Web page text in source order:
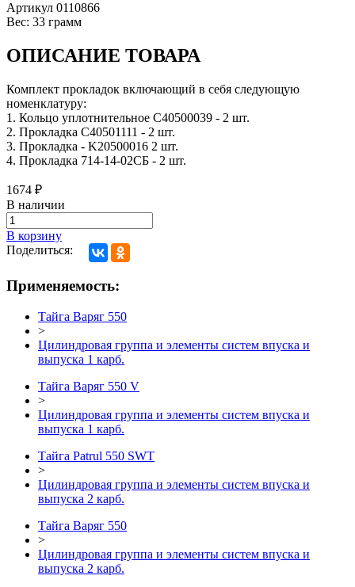
Артикул 0110866
Вес: 33 грамм
ОПИСАНИЕ ТОВАРА
Комплект прокладок включающий в себя следующую
номенклатуру:
1. Кольцо уплотнительное C40500039 - 2 шт.
2. Прокладка C40501111 - 2 шт.
3. Прокладка - K20500016 2 шт.
4. Прокладка 714-14-02СБ - 2 шт.
1674 ₽
В наличии
В корзину
Поделиться:
Применяемость:
Тайга Варяг 550
>
Цилиндровая группа и элементы систем впуска и
выпуска 1 карб.
Тайга Варяг 550 V
>
Цилиндровая группа и элементы систем впуска и
выпуска 1 карб.
Тайга Patrul 550 SWT
>
Цилиндровая группа и элементы систем впуска и
выпуска 2 карб.
Тайга Варяг 550
>
Цилиндровая группа и элементы систем впуска и
выпуска 2 карб.